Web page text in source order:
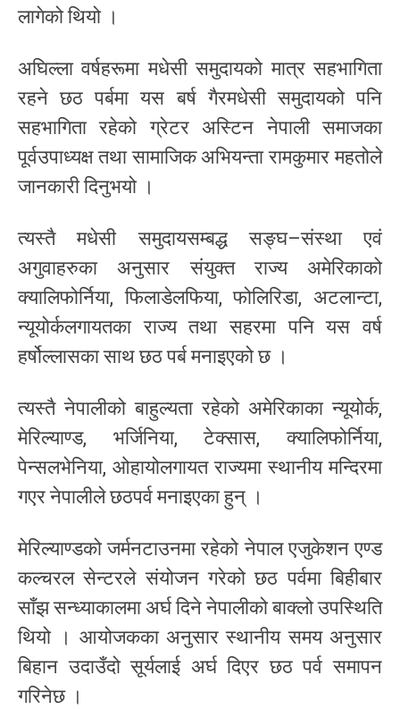
लागेको थियो ।
अघिल्ला वर्षहरूमा मधेसी समुदायको मात्र सहभागिता
रहने छठ पर्बमा यस बर्ष गैरमधेसी समुदायको पनि
सहभागिता रहेको ग्रेटर अस्टिन नेपाली समाजका
पूर्वउपाध्यक्ष तथा सामाजिक अभियन्ता रामकुमार महतोले
जानकारी दिनुभयो ।
त्यस्तै मधेसी समुदायसम्बद्ध सङ्घ–संस्था एवं
अगुवाहरुका अनुसार संयुक्त राज्य अमेरिकाको
क्यालिफोर्निया, फिलाडेलफिया, फोलिरिडा, अटलान्टा,
न्यूयोर्कलगायतका राज्य तथा सहरमा पनि यस वर्ष
हर्षोल्लासका साथ छठ पर्ब मनाइएको छ ।
त्यस्तै नेपालीको बाहुल्यता रहेको अमेरिकाका न्यूयोर्क,
मेरिल्याण्ड, भर्जिनिया, टेक्सास, क्यालिफोर्निया,
पेन्सलभेनिया, ओहायोलगायत राज्यमा स्थानीय मन्दिरमा
गएर नेपालीले छठपर्व मनाइएका हुन् ।
मेरिल्याण्डको जर्मनटाउनमा रहेको नेपाल एजुकेशन एण्ड
कल्चरल सेन्टरले संयोजन गरेको छठ पर्वमा बिहीबार
साँझ सन्ध्याकालमा अर्घ दिने नेपालीको बाक्लो उपस्थिति
थियो । आयोजकका अनुसार स्थानीय समय अनुसार
बिहान उदाउँदो सूर्यलाई अर्घ दिएर छठ पर्व समापन
गरिनेछ ।